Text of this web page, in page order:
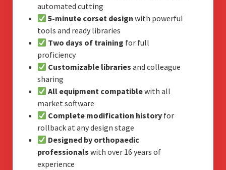
automated cutting
5-minute corset design with powerful
tools and ready libraries
Two days of training for full
proficiency
Customizable libraries and colleague
sharing
All equipment compatiblewith all
market software
Complete modification history for
rollback at any design stage
Designed by orthopaedic
professionals with over 16 years of
experience